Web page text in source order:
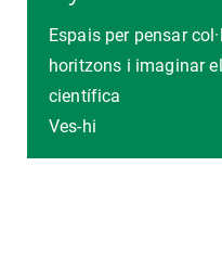
Espais per pensar
horitzons i imaginar
científica
Ves-hi